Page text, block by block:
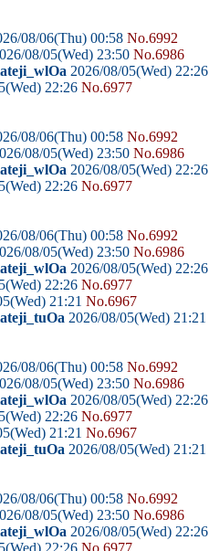
08/06(Thu) 00:58 No.6992
08/05(Wed) 23:50 No.6986
2026/08/05(Wed) 22:26
22:26 No.6977
08/06(Thu) 00:58 No.6992
08/05(Wed) 23:50 No.6986
2026/08/05(Wed) 22:26
22:26 No.6977
08/06(Thu) 00:58 No.6992
08/05(Wed) 23:50 No.6986
2026/08/05(Wed) 22:26
22:26 No.6977
21:21 No.6967
2026/08/05(Wed) 21:21
08/06(Thu) 00:58 No.6992
08/05(Wed) 23:50 No.6986
2026/08/05(Wed) 22:26
22:26 No.6977
21:21 No.6967
2026/08/05(Wed) 21:21
08/06(Thu) 00:58 No.6992
08/05(Wed) 23:50 No.6986
2026/08/05(Wed) 22:26
22:26 No.6977